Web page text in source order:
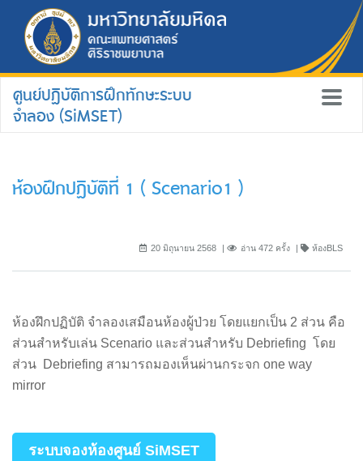
ศูนย์ปฏิบัติการฝึกทักษะระบบ
จำลอง (SiMSET)
ห้องฝึกปฏิบัติที่ 1 ( Scenario1 )
20 มิถุนายน 2568 อ่าน 472 ครั้ง ห้องBLS
ห้องฝึกปฏิบัติ จำลองเสมือนห้องผู้ป่วย โดยแยกเป็น 2 ส่วน คือ
ส่วนสำหรับเล่น Scenario และส่วนสำหรับ Debriefing โดย
ส่วน Debriefing สามารถมองเห็นผ่านกระจก one way
mirror
ระบบจองห้องศูนย์ SiMSET